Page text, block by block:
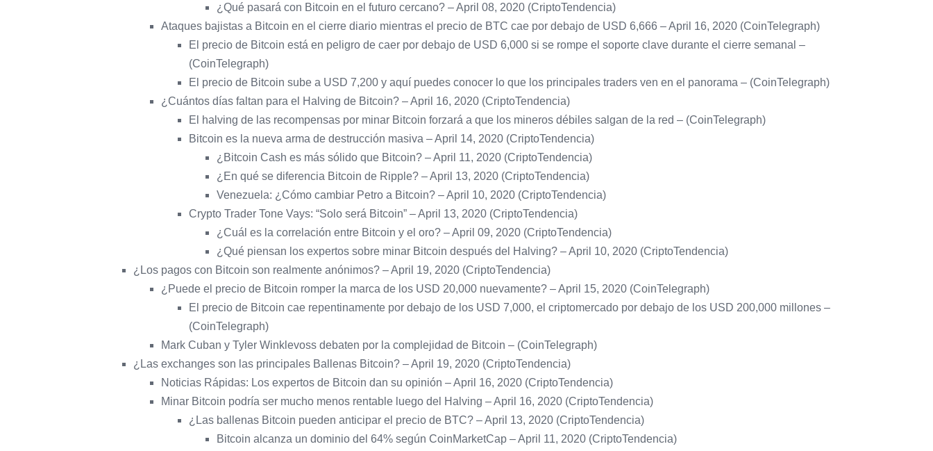
¿Qué pasará con Bitcoin en el futuro cercano? – April 08, 2020 (CriptoTendencia)
Ataques bajistas a Bitcoin en el cierre diario mientras el precio de BTC cae por debajo de USD 6,666 – April 16, 2020 (CoinTelegraph)
El precio de Bitcoin está en peligro de caer por debajo de USD 6,000 si se rompe el soporte clave durante el cierre semanal –
(CoinTelegraph)
El precio de Bitcoin sube a USD 7,200 y aquí puedes conocer lo que los principales traders ven en el panorama – (CoinTelegraph)
¿Cuántos días faltan para el Halving de Bitcoin? – April 16, 2020 (CriptoTendencia)
El halving de las recompensas por minar Bitcoin forzará a que los mineros débiles salgan de la red – (CoinTelegraph)
Bitcoin es la nueva arma de destrucción masiva – April 14, 2020 (CriptoTendencia)
¿Bitcoin Cash es más sólido que Bitcoin? – April 11, 2020 (CriptoTendencia)
¿En qué se diferencia Bitcoin de Ripple? – April 13, 2020 (CriptoTendencia)
Venezuela: ¿Cómo cambiar Petro a Bitcoin? – April 10, 2020 (CriptoTendencia)
Crypto Trader Tone Vays: “Solo será Bitcoin” – April 13, 2020 (CriptoTendencia)
¿Cuál es la correlación entre Bitcoin y el oro? – April 09, 2020 (CriptoTendencia)
¿Qué piensan los expertos sobre minar Bitcoin después del Halving? – April 10, 2020 (CriptoTendencia)
¿Los pagos con Bitcoin son realmente anónimos? – April 19, 2020 (CriptoTendencia)
¿Puede el precio de Bitcoin romper la marca de los USD 20,000 nuevamente? – April 15, 2020 (CoinTelegraph)
El precio de Bitcoin cae repentinamente por debajo de los USD 7,000, el criptomercado por debajo de los USD 200,000 millones –
(CoinTelegraph)
Mark Cuban y Tyler Winklevoss debaten por la complejidad de Bitcoin – (CoinTelegraph)
¿Las exchanges son las principales Ballenas Bitcoin? – April 19, 2020 (CriptoTendencia)
Noticias Rápidas: Los expertos de Bitcoin dan su opinión – April 16, 2020 (CriptoTendencia)
Minar Bitcoin podría ser mucho menos rentable luego del Halving – April 16, 2020 (CriptoTendencia)
¿Las ballenas Bitcoin pueden anticipar el precio de BTC? – April 13, 2020 (CriptoTendencia)
Bitcoin alcanza un dominio del 64% según CoinMarketCap – April 11, 2020 (CriptoTendencia)